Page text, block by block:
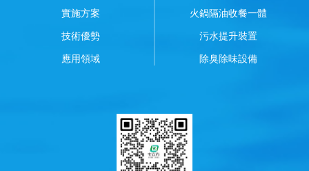
實施方案
技術優勢
應用領域
火鍋隔油收餐一體
污水提升裝置
除臭除味設備